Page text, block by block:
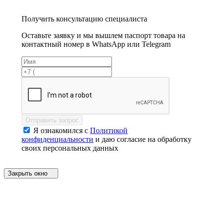
Получить консультацию специалиста
Оставьте заявку и мы вышлем паспорт товара на
контактный номер в WhatsApp или Telegram
Отправить запрос
Я ознакомился сПолитикой
конфиденциальности и даю согласие на обработку
своих персональных данных
Закрыть окно